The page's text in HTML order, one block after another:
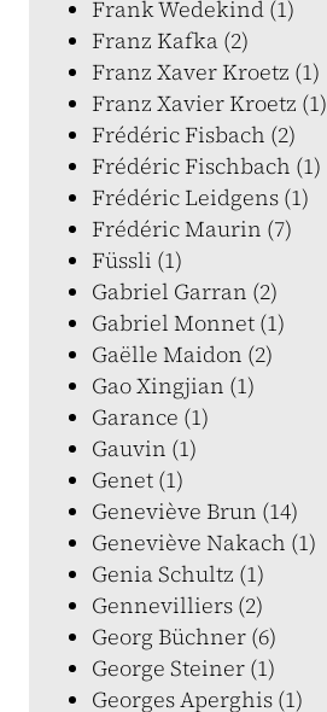
Frank Wedekind (1)
Franz Kafka (2)
Franz Xaver Kroetz (1)
Franz Xavier Kroetz (1)
Frédéric Fisbach (2)
Frédéric Fischbach (1)
Frédéric Leidgens (1)
Frédéric Maurin (7)
Füssli (1)
Gabriel Garran (2)
Gabriel Monnet (1)
Gaëlle Maidon (2)
Gao Xingjian (1)
Garance (1)
Gauvin (1)
Genet (1)
Geneviève Brun (14)
Geneviève Nakach (1)
Genia Schultz (1)
Gennevilliers (2)
Georg Büchner (6)
George Steiner (1)
Georges Aperghis (1)